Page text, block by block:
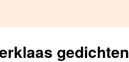
gedichten